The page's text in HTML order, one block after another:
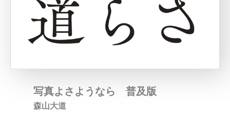
写真よさようなら 普及版
森山大道